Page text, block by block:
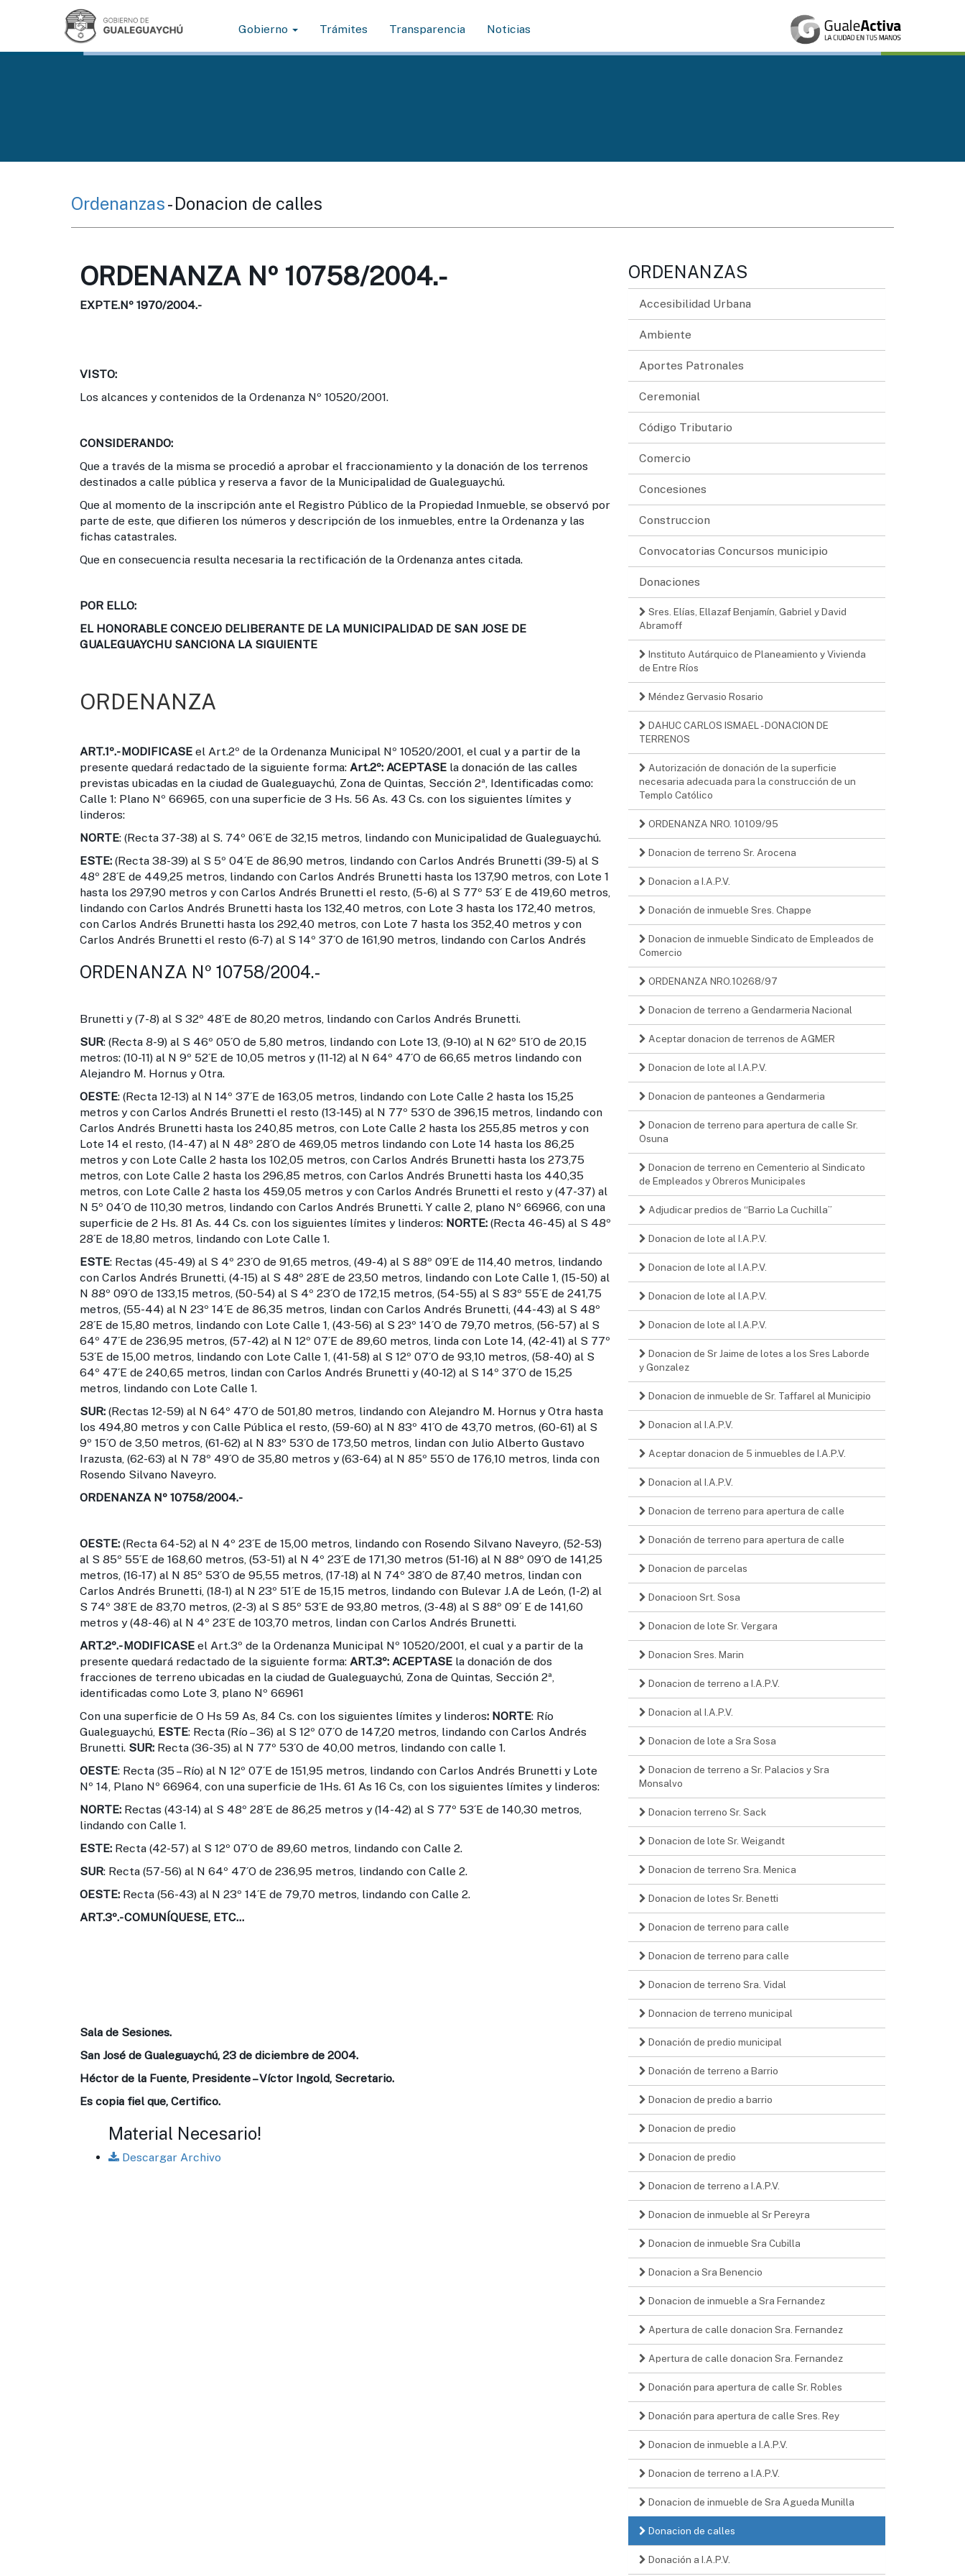
Gobierno Trámites Transparencia Noticias
Ordenanzas- Donacion de calles
ORDENANZA Nº 10758/2004.-
EXPTE.Nº 1970/2004.-
VISTO:
Los alcances y contenidos de la Ordenanza Nº 10520/2001.
CONSIDERANDO:
Que a través de la misma se procedió a aprobar el fraccionamiento y la donación de los terrenos
destinados a calle pública y reserva a favor de la Municipalidad de Gualeguaychú.
Que al momento de la inscripción ante el Registro Público de la Propiedad Inmueble, se observó por
parte de este, que difieren los números y descripción de los inmuebles, entre la Ordenanza y las
fichas catastrales.
Que en consecuencia resulta necesaria la rectificación de la Ordenanza antes citada.
POR ELLO:
EL HONORABLE CONCEJO DELIBERANTE DE LA MUNICIPALIDAD DE SAN JOSE DE
GUALEGUAYCHU SANCIONA LA SIGUIENTE
ORDENANZA
ART.1º.-MODIFICASE el Art.2º de la Ordenanza Municipal Nº 10520/2001, el cual y a partir de la
presente quedará redactado de la siguiente forma: Art.2º: ACEPTASE la donación de las calles
previstas ubicadas en la ciudad de Gualeguaychú, Zona de Quintas, Sección 2ª, Identificadas como:
Calle 1: Plano Nº 66965, con una superficie de 3 Hs. 56 As. 43 Cs. con los siguientes límites y
linderos:
NORTE: (Recta 37-38) al S. 74º 06´E de 32,15 metros, lindando con Municipalidad de Gualeguaychú.
ESTE: (Recta 38-39) al S 5º 04´E de 86,90 metros, lindando con Carlos Andrés Brunetti (39-5) al S
48º 28´E de 449,25 metros, lindando con Carlos Andrés Brunetti hasta los 137,90 metros, con Lote 1
hasta los 297,90 metros y con Carlos Andrés Brunetti el resto, (5-6) al S 77º 53´ E de 419,60 metros,
lindando con Carlos Andrés Brunetti hasta los 132,40 metros, con Lote 3 hasta los 172,40 metros,
con Carlos Andrés Brunetti hasta los 292,40 metros, con Lote 7 hasta los 352,40 metros y con
Carlos Andrés Brunetti el resto (6-7) al S 14º 37´O de 161,90 metros, lindando con Carlos Andrés
ORDENANZA Nº 10758/2004.-
Brunetti y (7-8) al S 32º 48´E de 80,20 metros, lindando con Carlos Andrés Brunetti.
SUR: (Recta 8-9) al S 46º 05´O de 5,80 metros, lindando con Lote 13, (9-10) al N 62º 51´O de 20,15
metros: (10-11) al N 9º 52´E de 10,05 metros y (11-12) al N 64º 47´O de 66,65 metros lindando con
Alejandro M. Hornus y Otra.
OESTE: (Recta 12-13) al N 14º 37´E de 163,05 metros, lindando con Lote Calle 2 hasta los 15,25
metros y con Carlos Andrés Brunetti el resto (13-145) al N 77º 53´O de 396,15 metros, lindando con
Carlos Andrés Brunetti hasta los 240,85 metros, con Lote Calle 2 hasta los 255,85 metros y con
Lote 14 el resto, (14-47) al N 48º 28´O de 469,05 metros lindando con Lote 14 hasta los 86,25
metros y con Lote Calle 2 hasta los 102,05 metros, con Carlos Andrés Brunetti hasta los 273,75
metros, con Lote Calle 2 hasta los 296,85 metros, con Carlos Andrés Brunetti hasta los 440,35
metros, con Lote Calle 2 hasta los 459,05 metros y con Carlos Andrés Brunetti el resto y (47-37) al
N 5º 04´O de 110,30 metros, lindando con Carlos Andrés Brunetti. Y calle 2, plano Nº 66966, con una
superficie de 2 Hs. 81 As. 44 Cs. con los siguientes límites y linderos: NORTE: (Recta 46-45) al S 48º
28´E de 18,80 metros, lindando con Lote Calle 1.
ESTE: Rectas (45-49) al S 4º 23´O de 91,65 metros, (49-4) al S 88º 09´E de 114,40 metros, lindando
con Carlos Andrés Brunetti, (4-15) al S 48º 28´E de 23,50 metros, lindando con Lote Calle 1, (15-50) al
N 88º 09´O de 133,15 metros, (50-54) al S 4º 23´O de 172,15 metros, (54-55) al S 83º 55´E de 241,75
metros, (55-44) al N 23º 14´E de 86,35 metros, lindan con Carlos Andrés Brunetti, (44-43) al S 48º
28´E de 15,80 metros, lindando con Lote Calle 1, (43-56) al S 23º 14´O de 79,70 metros, (56-57) al S
64º 47´E de 236,95 metros, (57-42) al N 12º 07´E de 89,60 metros, linda con Lote 14, (42-41) al S 77º
53´E de 15,00 metros, lindando con Lote Calle 1, (41-58) al S 12º 07´O de 93,10 metros, (58-40) al S
64º 47´E de 240,65 metros, lindan con Carlos Andrés Brunetti y (40-12) al S 14º 37´O de 15,25
metros, lindando con Lote Calle 1.
SUR: (Rectas 12-59) al N 64º 47´O de 501,80 metros, lindando con Alejandro M. Hornus y Otra hasta
los 494,80 metros y con Calle Pública el resto, (59-60) al N 83º 41´O de 43,70 metros, (60-61) al S
9º 15´O de 3,50 metros, (61-62) al N 83º 53´O de 173,50 metros, lindan con Julio Alberto Gustavo
Irazusta, (62-63) al N 78º 49´O de 35,80 metros y (63-64) al N 85º 55´O de 176,10 metros, linda con
Rosendo Silvano Naveyro.
ORDENANZA Nº 10758/2004.-
OESTE: (Recta 64-52) al N 4º 23´E de 15,00 metros, lindando con Rosendo Silvano Naveyro, (52-53)
al S 85º 55´E de 168,60 metros, (53-51) al N 4º 23´E de 171,30 metros (51-16) al N 88º 09´O de 141,25
metros, (16-17) al N 85º 53´O de 95,55 metros, (17-18) al N 74º 38´O de 87,40 metros, lindan con
Carlos Andrés Brunetti, (18-1) al N 23º 51´E de 15,15 metros, lindando con Bulevar J.A de León, (1-2) al
S 74º 38´E de 83,70 metros, (2-3) al S 85º 53´E de 93,80 metros, (3-48) al S 88º 09´ E de 141,60
metros y (48-46) al N 4º 23´E de 103,70 metros, lindan con Carlos Andrés Brunetti.
ART.2º.-MODIFICASE el Art.3º de la Ordenanza Municipal Nº 10520/2001, el cual y a partir de la
presente quedará redactado de la siguiente forma: ART.3º: ACEPTASE la donación de dos
fracciones de terreno ubicadas en la ciudad de Gualeguaychú, Zona de Quintas, Sección 2ª,
identificadas como Lote 3, plano Nº 66961
Con una superficie de O Hs 59 As, 84 Cs. con los siguientes límites y linderos: NORTE: Río
Gualeguaychú, ESTE: Recta (Río – 36) al S 12º 07´O de 147,20 metros, lindando con Carlos Andrés
Brunetti. SUR: Recta (36-35) al N 77º 53´O de 40,00 metros, lindando con calle 1.
OESTE: Recta (35 – Río) al N 12º 07´E de 151,95 metros, lindando con Carlos Andrés Brunetti y Lote
Nº 14, Plano Nº 66964, con una superficie de 1Hs. 61 As 16 Cs, con los siguientes límites y linderos:
NORTE: Rectas (43-14) al S 48º 28´E de 86,25 metros y (14-42) al S 77º 53´E de 140,30 metros,
lindando con Calle 1.
ESTE: Recta (42-57) al S 12º 07´O de 89,60 metros, lindando con Calle 2.
SUR: Recta (57-56) al N 64º 47´O de 236,95 metros, lindando con Calle 2.
OESTE: Recta (56-43) al N 23º 14´E de 79,70 metros, lindando con Calle 2.
ART.3º.-COMUNÍQUESE, ETC...
Sala de Sesiones.
San José de Gualeguaychú, 23 de diciembre de 2004.
Héctor de la Fuente, Presidente – Víctor Ingold, Secretario.
Es copia fiel que, Certifico.
Material Necesario!
Descargar Archivo
ORDENANZAS
Accesibilidad Urbana
Ambiente
Aportes Patronales
Ceremonial
Código Tributario
Comercio
Concesiones
Construccion
Convocatorias Concursos municipio
Donaciones
Sres. Elías, Ellazaf Benjamín, Gabriel y David
Abramoff
Instituto Autárquico de Planeamiento y Vivienda
de Entre Ríos
Méndez Gervasio Rosario
DAHUC CARLOS ISMAEL - DONACION DE
TERRENOS
Autorización de donación de la superficie
necesaria adecuada para la construcción de un
Templo Católico
ORDENANZA NRO. 10109/95
Donacion de terreno Sr. Arocena
Donacion a I.A.P.V.
Donación de inmueble Sres. Chappe
Donacion de inmueble Sindicato de Empleados de
Comercio
ORDENANZA NRO.10268/97
Donacion de terreno a Gendarmeria Nacional
Aceptar donacion de terrenos de AGMER
Donacion de lote al I.A.P.V.
Donacion de panteones a Gendarmeria
Donacion de terreno para apertura de calle Sr.
Osuna
Donacion de terreno en Cementerio al Sindicato
de Empleados y Obreros Municipales
Adjudicar predios de “Barrio La Cuchilla”
Donacion de lote al I.A.P.V.
Donacion de lote al I.A.P.V.
Donacion de lote al I.A.P.V.
Donacion de lote al I.A.P.V.
Donacion de Sr Jaime de lotes a los Sres Laborde
y Gonzalez
Donacion de inmueble de Sr. Taffarel al Municipio
Donacion al I.A.P.V.
Aceptar donacion de 5 inmuebles de I.A.P.V.
Donacion al I.A.P.V.
Donacion de terreno para apertura de calle
Donación de terreno para apertura de calle
Donacion de parcelas
Donacioon Srt. Sosa
Donacion de lote Sr. Vergara
Donacion Sres. Marin
Donacion de terreno a I.A.P.V.
Donacion al I.A.P.V.
Donacion de lote a Sra Sosa
Donacion de terreno a Sr. Palacios y Sra
Monsalvo
Donacion terreno Sr. Sack
Donacion de lote Sr. Weigandt
Donacion de terreno Sra. Menica
Donacion de lotes Sr. Benetti
Donacion de terreno para calle
Donacion de terreno para calle
Donacion de terreno Sra. Vidal
Donnacion de terreno municipal
Donación de predio municipal
Donación de terreno a Barrio
Donacion de predio a barrio
Donacion de predio
Donacion de predio
Donacion de terreno a I.A.P.V.
Donacion de inmueble al Sr Pereyra
Donacion de inmueble Sra Cubilla
Donacion a Sra Benencio
Donacion de inmueble a Sra Fernandez
Apertura de calle donacion Sra. Fernandez
Apertura de calle donacion Sra. Fernandez
Donación para apertura de calle Sr. Robles
Donación para apertura de calle Sres. Rey
Donacion de inmueble a I.A.P.V.
Donacion de terreno a I.A.P.V.
Donacion de inmueble de Sra Agueda Munilla
Donacion de calles
Donación a I.A.P.V.